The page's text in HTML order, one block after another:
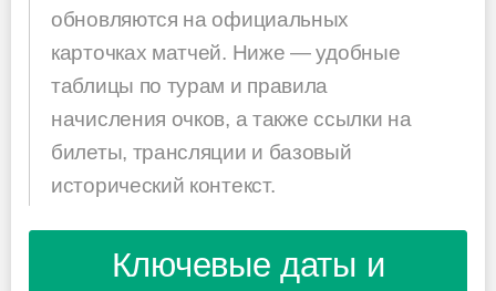
обновляются на официальных
карточках матчей. Ниже — удобные
таблицы по турам и правила
начисления очков, а также ссылки на
билеты, трансляции и базовый
исторический контекст.
Ключевые даты и